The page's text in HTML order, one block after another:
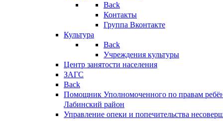
Back
Контакты
Группа Вконтакте
Культура
Back
Учреждения культуры
Центр занятости населения
ЗАГС
Back
Помощник Уполномоченного по правам
Лабинский район
Управление опеки и попечительства